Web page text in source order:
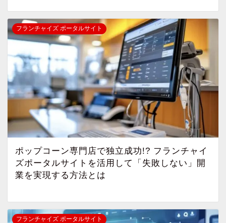
フランチャイズ ポータルサイト
ポップコーン専門店で独立成功!? フランチャイ
ズポータルサイトを活用して「失敗しない」開
業を実現する方法とは
フランチャイズ ポータルサイト